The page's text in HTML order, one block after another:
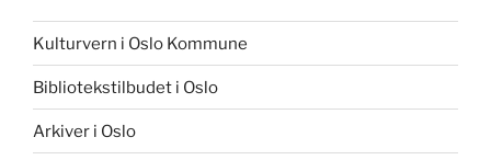
Kulturvern i Oslo Kommune
Bibliotekstilbudet i Oslo
Arkiver i Oslo